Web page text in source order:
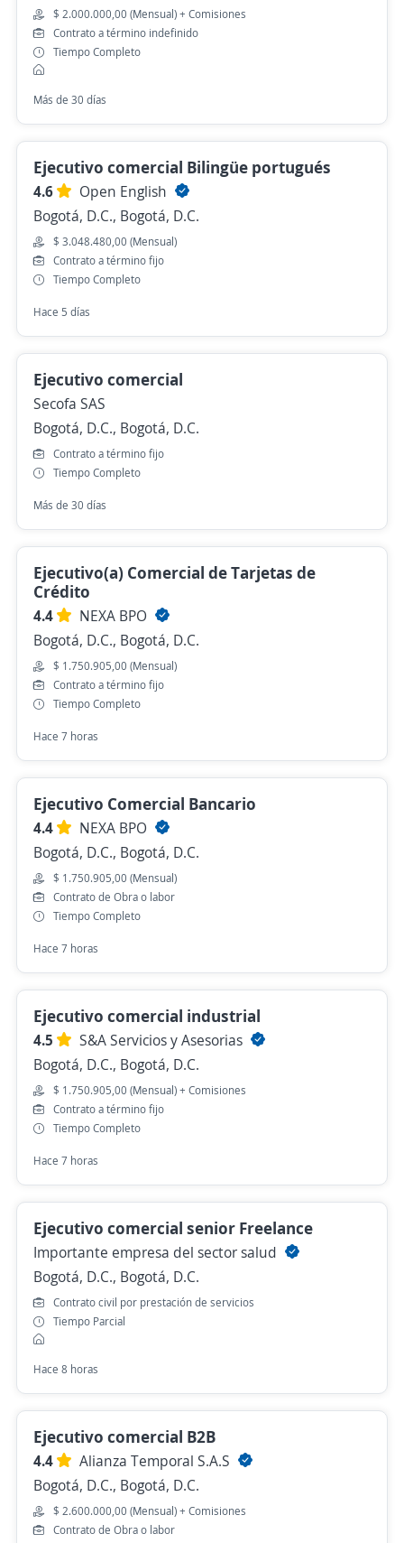
$ 2.000.000,00 (Mensual) + Comisiones
Contrato a término indefinido
Tiempo Completo
Más de 30 días
Ejecutivo comercial Bilingüe portugués
4.6
Open English
Bogotá, D.C., Bogotá, D.C.
$ 3.048.480,00 (Mensual)
Contrato a término fijo
Tiempo Completo
Hace 5 días
Ejecutivo comercial
Secofa SAS
Bogotá, D.C., Bogotá, D.C.
Contrato a término fijo
Tiempo Completo
Más de 30 días
Ejecutivo(a) Comercial de Tarjetas de
Crédito
4.4
NEXA BPO
Bogotá, D.C., Bogotá, D.C.
$ 1.750.905,00 (Mensual)
Contrato a término fijo
Tiempo Completo
Hace 7 horas
Ejecutivo Comercial Bancario
4.4
NEXA BPO
Bogotá, D.C., Bogotá, D.C.
$ 1.750.905,00 (Mensual)
Contrato de Obra o labor
Tiempo Completo
Hace 7 horas
Ejecutivo comercial industrial
4.5
S&A Servicios y Asesorias
Bogotá, D.C., Bogotá, D.C.
$ 1.750.905,00 (Mensual) + Comisiones
Contrato a término fijo
Tiempo Completo
Hace 7 horas
Ejecutivo comercial senior Freelance
Importante empresa del sector salud
Bogotá, D.C., Bogotá, D.C.
Contrato civil por prestación de servicios
Tiempo Parcial
Hace 8 horas
Ejecutivo comercial B2B
4.4
Alianza Temporal S.A.S
Bogotá, D.C., Bogotá, D.C.
$ 2.600.000,00 (Mensual) + Comisiones
Contrato de Obra o labor